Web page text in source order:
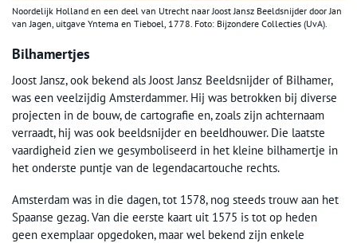
Noordelijk Holland en een deel van Utrecht naar Joost Jansz Beeldsnijder door Jan
van Jagen, uitgave Yntema en Tieboel, 1778. Foto: Bijzondere Collecties (UvA).
Bilhamertjes
Joost Jansz, ook bekend als Joost Jansz Beeldsnijder of Bilhamer,
was een veelzijdig Amsterdammer. Hij was betrokken bij diverse
projecten in de bouw, de cartografie en, zoals zijn achternaam
verraadt, hij was ook beeldsnijder en beeldhouwer. Die laatste
vaardigheid zien we gesymboliseerd in het kleine bilhamertje in
het onderste puntje van de legendacartouche rechts.
Amsterdam was in die dagen, tot 1578, nog steeds trouw aan het
Spaanse gezag. Van die eerste kaart uit 1575 is tot op heden
geen exemplaar opgedoken, maar wel bekend zijn enkele